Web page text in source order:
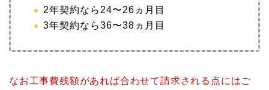
2年契約なら24〜26ヵ月目
3年契約なら36〜38ヵ月目
なお工事費残額があれば合わせて請求される点にはご